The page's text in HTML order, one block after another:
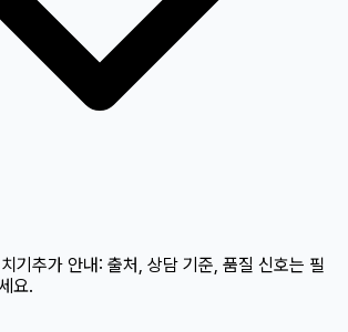
기추가 안내: 출처, 상담 기준, 품질 신호는 필
요.